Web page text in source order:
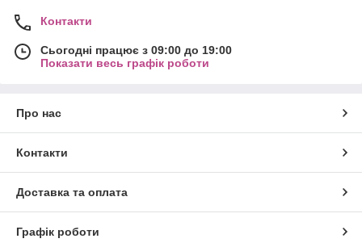
Контакти
Сьогодні працює з 09:00 до 19:00
Показати весь графік роботи
Про нас
Контакти
Доставка та оплата
Графік роботи